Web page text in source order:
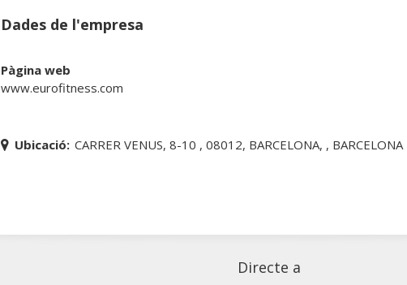
Dades de l'empresa
Pàgina web
www.eurofitness.com
Ubicació: CARRER VENUS, 8-10 , 08012, BARCELONA, , BARCELONA
Directe a